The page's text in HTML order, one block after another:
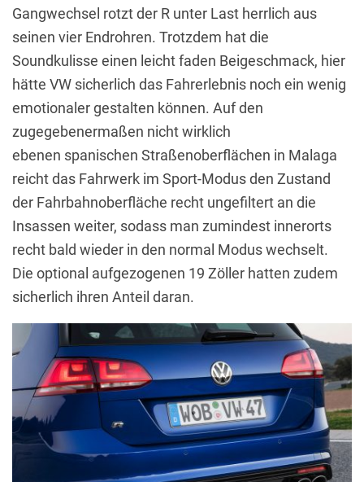
Gangwechsel rotzt der R unter Last herrlich aus
seinen vier Endrohren. Trotzdem hat die
Soundkulisse einen leicht faden Beigeschmack, hier
hätte VW sicherlich das Fahrerlebnis noch ein wenig
emotionaler gestalten können. Auf den
zugegebenermaßen nicht wirklich
ebenen spanischen Straßenoberflächen in Malaga
reicht das Fahrwerk im Sport-Modus den Zustand
der Fahrbahnoberfläche recht ungefiltert an die
Insassen weiter, sodass man zumindest innerorts
recht bald wieder in den normal Modus wechselt.
Die optional aufgezogenen 19 Zöller hatten zudem
sicherlich ihren Anteil daran.